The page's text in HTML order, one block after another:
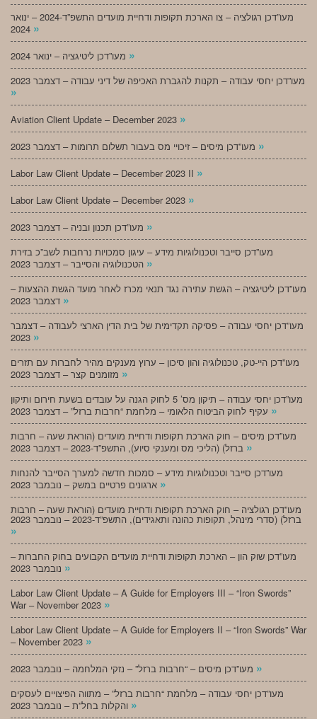
מעו”דכן רגולציה – צו הארכת תקופות ודחיית מועדים התשפ”ד-2024 – ינואר
»
»
מעו”דכן יחסי עבודה – תקנות להגברת האכיפה של דיני עבודה – דצמבר 2023
»
Aviation Client Update – December 2023 »
»
Labor Law Client Update – December 2023 II »
Labor Law Client Update – December 2023 »
»
מעו”דכן סייבר וטכנולוגיות מידע – עיגון סמכויות נרחבות לשב”כ בזירת
»
מעו”דכן ליטיגציה – הגשת עתירה נגד תנאי מכרז לאחר מועד הגשת ההצעות –
»
מעו”דכן יחסי עבודה – פסיקה תקדימית של בית הדין הארצי לעבודה – דצמבר
»
מעו”דכן היי-טק, טכנולוגיה והון סיכון – ערוץ מענקים מהיר לחברות עם תזרים
»
מעו”דכן יחסי עבודה – תיקון מס’ 5 לחוק הגנה על עובדים בשעת חירום ותיקון
»
מעו”דכן מיסים – חוק הארכת תקופות ודחיית מועדים (הוראת שעה – חרבות
»
מעו”דכן סייבר וטכנולוגיות מידע – סמכות חדשה למערך הסייבר להנחות
»
מעו”דכן רגולציה – חוק הארכת תקופות ודחיית מועדים (הוראת שעה – חרבות
ברזל) (סדרי מינהל, תקופות כהונה ותאגידים), התשפ”ד-2023 – נובמבר 2023
»
מעו”דכן שוק הון – הארכת תקופות ודחיית מועדים הקבועים בחוק החברות –
»
Labor Law Client Update – A Guide for Employers III – “Iron Swords”
War – November 2023 »
Labor Law Client Update – A Guide for Employers II – “Iron Swords” War
– November 2023 »
»
מעו”דכן יחסי עבודה – מלחמת “חרבות ברזל” – מתווה הפיצויים לעסקים
»